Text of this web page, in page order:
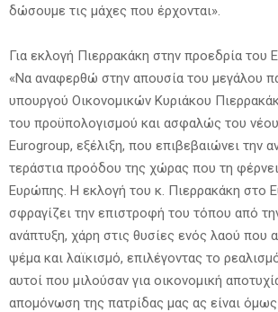
δώσουμε τις μάχες που έρχονται».
Για εκλογή Πιερρακάκη στην προεδρία του
«Να αναφερθώ στην απουσία του μεγάλου
υπουργού Οικονομικών Κυριάκου
του προϋπολογισμού και ασφαλώς του
Eurogroup, εξέλιξη, που επιβεβαιώνει την
τεράστια προόδου της χώρας που τη
Ευρώπης. Η εκλογή του κ. Πιερρακάκη στο
σφραγίζει την επιστροφή του τόπου από
ανάπτυξη, χάρη στις θυσίες ενός λαού που
ψέμα και λαϊκισμό, επιλέγοντας το
αυτοί που μιλούσαν για οικονομική
απομόνωση της πατρίδας μας ας είναι